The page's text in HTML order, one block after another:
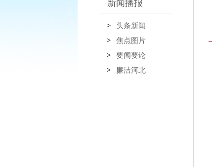
新闻播报
头条新闻
焦点图片
要闻要论
廉洁河北